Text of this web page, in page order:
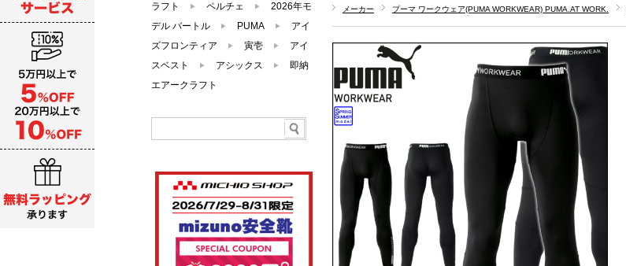
メーカー
プーマ ワークウェア(PUMA WORKWEAR) PUMA.AT WORK.
ラフト
ペルチェ
2026年モ
デル バートル
PUMA
アイ
ズフロンティア
寅壱
アイ
スベスト
アシックス
即納
エアークラフト